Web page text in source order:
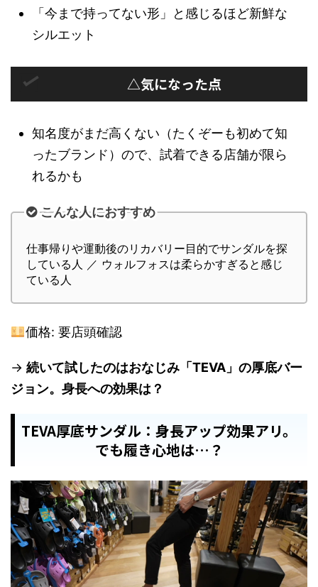
「今まで持ってない形」と感じるほど新鮮な
シルエット
△気になった点
知名度がまだ高くない（たくぞーも初めて知
ったブランド）ので、試着できる店舗が限ら
れるかも
こんな人におすすめ
仕事帰りや運動後のリカバリー目的でサンダルを探
している人 ／ ウォルフォスは柔らかすぎると感じ
ている人
価格: 要店頭確認
→ 続いて試したのはおなじみ「TEVA」の厚底バー
ジョン。身長への効果は？
TEVA厚底サンダル：身長アップ効果アリ。
でも履き心地は…？